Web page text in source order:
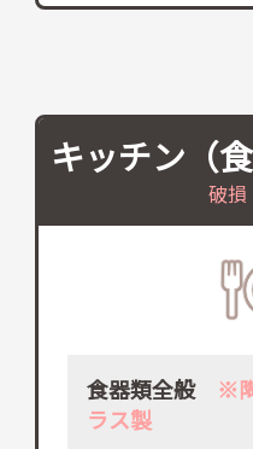
キッチン（
破損
食器類全般 ※
ラス製